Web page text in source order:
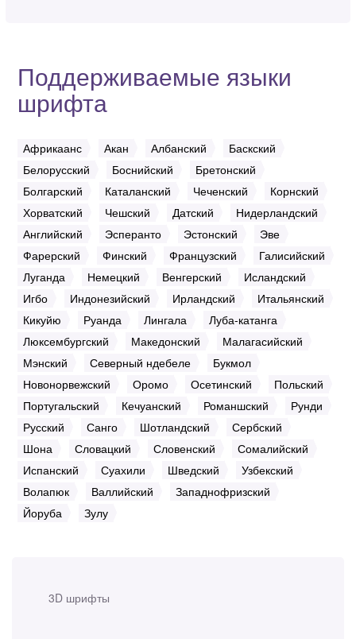
3D шрифты
Поддерживаемые языки
шрифта
Африкаанс Акан Албанский
Баскский
Белорусский
Боснийский
Бретонский
Болгарский
Каталанский Чеченский
Корнский
Хорватский
Чешский Датский
Нидерландский
Английский
Эсперанто Эстонский
Эве
Фарерский
Финский Французский
Галисийский
Луганда
Немецкий Венгерский
Исландский
Игбо
Индонезийский Ирландский
Итальянский
Кикуйю
Руанда Лингала
Луба-катанга
Люксембургский
Македонский
Малагасийский
Мэнский
Северный ндебеле
Букмол
Новонорвежский
Оромо Осетинский
Польский
Португальский
Кечуанский Романшский
Рунди
Русский
Санго Шотландский
Сербский
Шона
Словацкий Словенский
Сомалийский
Испанский
Суахили Шведский
Узбекский
Волапюк
Валлийский
Западнофризский
Йоруба
Зулу